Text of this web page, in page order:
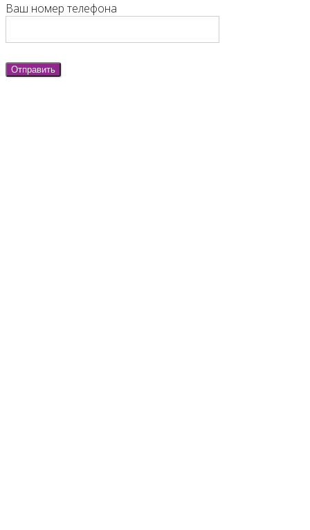
Ваш номер телефона
Отправить